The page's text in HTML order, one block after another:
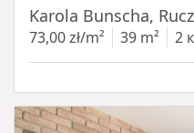
Karola Bunscha,
73,00 zł/m² 39 m² 2